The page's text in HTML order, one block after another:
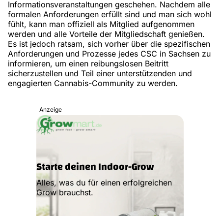
Informationsveranstaltungen geschehen. Nachdem alle
formalen Anforderungen erfüllt sind und man sich wohl
fühlt, kann man offiziell als Mitglied aufgenommen
werden und alle Vorteile der Mitgliedschaft genießen.
Es ist jedoch ratsam, sich vorher über die spezifischen
Anforderungen und Prozesse jedes CSC in Sachsen zu
informieren, um einen reibungslosen Beitritt
sicherzustellen und Teil einer unterstützenden und
engagierten Cannabis-Community zu werden.
Anzeige
Starte deinen Indoor-Grow
Alles, was du für einen erfolgreichen
Grow brauchst.